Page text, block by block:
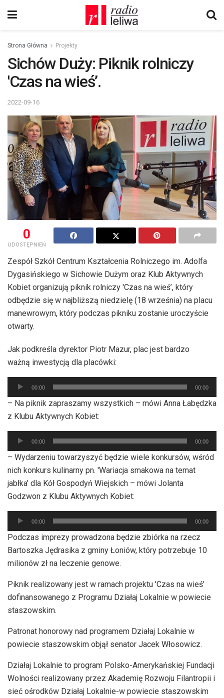
Strona Główna Projekty
Sichów Duży: Piknik rolniczy
'Czas na wieś’.
2022-09-16
0
UDOSTĘPNIEŃ
Zespół Szkół Centrum Kształcenia Rolniczego im. Adolfa
Dygasińskiego w Sichowie Dużym oraz Klub Aktywnych
Kobiet organizują piknik rolniczy 'Czas na wieś’, który
odbędzie się w najbliższą niedzielę (18 września) na placu
manewrowym, który podczas pikniku zostanie uroczyście
otwarty.
Jak podkreśla dyrektor Piotr Mazur, plac jest bardzo
ważną inwestycją dla placówki:
Odtwarzacz
plików
dźwiękowych
00:00 00:00
– Na piknik zapraszamy wszystkich – mówi Anna Łabędzka
z Klubu Aktywnych Kobiet:
Odtwarzacz
plików
dźwiękowych
00:00 00:00
– Wydarzeniu towarzyszyć będzie wiele konkursów, wśród
nich konkurs kulinarny pn. 'Wariacja smakowa na temat
jabłka’ dla Kół Gospodyń Wiejskich – mówi Jolanta
Godzwon z Klubu Aktywnych Kobiet:
Odtwarzacz
plików
dźwiękowych
00:00 00:00
Podczas imprezy prowadzona będzie zbiórka na rzecz
Bartoszka Jędrasika z gminy Łoniów, który potrzebuje 10
milionów zł na leczenie genowe.
Piknik realizowany jest w ramach projektu 'Czas na wieś’
dofinansowanego z Programu Działaj Lokalnie w powiecie
staszowskim.
Patronat honorowy nad programem Działaj Lokalnie w
powiecie staszowskim objął senator Jacek Włosowicz.
Działaj Lokalnie to program Polsko-Amerykańskiej Fundacji
Wolności realizowany przez Akademię Rozwoju Filantropii i
sieć ośrodków Działaj Lokalnie-w powiecie staszowskim